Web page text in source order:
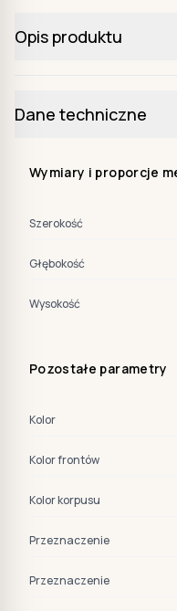
Opis produktu
Dane techniczne
Wymiary i proporcje
Szerokość
Głębokość
Wysokość
Pozostałe parametry
Kolor
Kolor frontów
Kolor korpusu
Przeznaczenie
Przeznaczenie